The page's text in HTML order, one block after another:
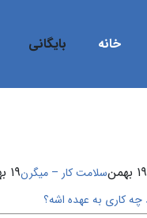
خانه بایگانی
۱۹ بهمن سلامت کار – میگرن۱۹ بهمن